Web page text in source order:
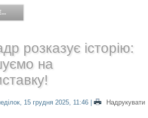
розказує історію:
на
15 грудня 2025, 11:46 |
Надрукувати